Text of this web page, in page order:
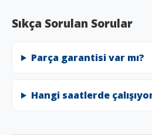
Sıkça Sorulan Sorular
Parça garantisi var mı?
Hangi saatlerde